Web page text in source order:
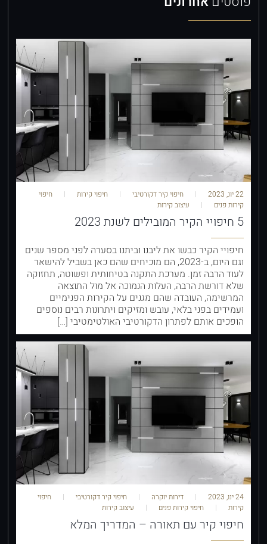
22 יונ, 2023 חיפוי קיר דקורטיבי חיפוי קירות
חיפוי
קירות פנים
עיצוב קירות
5 חיפויי הקיר המובילים לשנת 2023
חיפויי הקיר כבשו את ליבנו וביתנו בסערה לפני מספר שנים
וגם היום, ב-2023, הם מוכיחים שהם כאן בשביל להישאר
לעוד הרבה זמן. מערכת התקנה בטיחותית ופשוטה, תחזוקה
שלא דורשת הרבה, העלות הנמוכה אל מול התוצאה
המרשימה, העובדה שהם מגנים על הקירות הפנימיים
ועמידים בפני בלאי, עובש ומזיקים ויתרונות רבים נוספים
הופכים אותם לפתרון הדקורטיבי האולטימטיבי […]
24 ינו, 2023 דירות יוקרה חיפוי קיר דקורטיבי
חיפוי
קירות
חיפוי קירות פנים עיצוב קירות
חיפוי קיר עם תאורה – המדריך המלא